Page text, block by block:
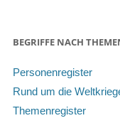
BEGRIFFE NACH
Personenregister
Rund um die
Themenregister